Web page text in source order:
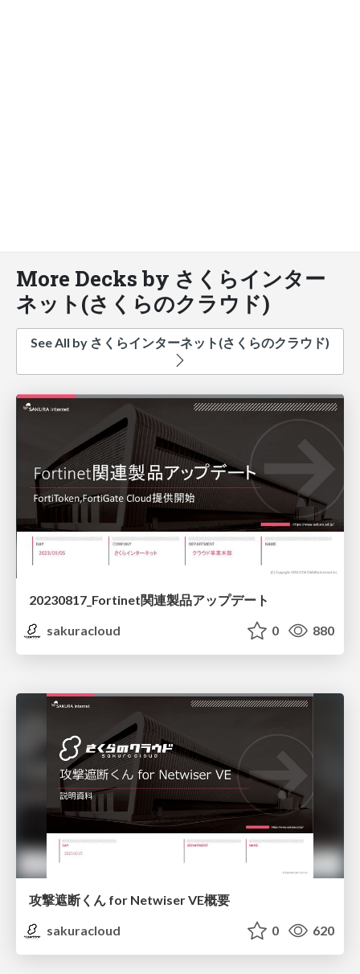
More Decks by さくらインター
ネット(さくらのクラウド)
See All by さくらインターネット(さくらのクラウド)
20230817_Fortinet関連製品アップデート
sakuracloud
0 880
攻撃遮断くん for Netwiser VE概要
sakuracloud
0 620